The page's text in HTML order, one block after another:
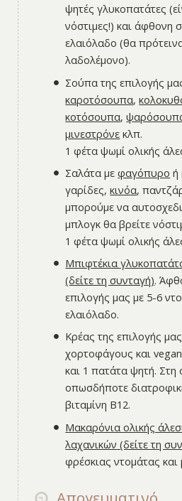
ψητές γλυκοπατάτες
νόστιμες!) και άφθονη
ελαιόλαδο (θα
λαδολέμονο).
Σούπα της επιλογής
καροτόσουπα,
κοτόσουπα,
μινεστρόνε κλπ.
1 φέτα ψωμί ολικής
Σαλάτα μεφαγόπυρο ή
γαρίδες,κινόα,
μπορούμε να
μπλογκ θα βρείτε
1 φέτα ψωμί ολικής
Μπιφτέκια
(δείτε τη συνταγή).
επιλογής μας με 5-6
ελαιόλαδο.
Κρέας της επιλογής
χορτοφάγους και
και 1 πατάτα ψητή. Στη
οπωσδήποτε
βιταμίνη Β12.
Μακαρόνια ολικής
λαχανικών (δείτε τη
φρέσκιας ντομάτας και